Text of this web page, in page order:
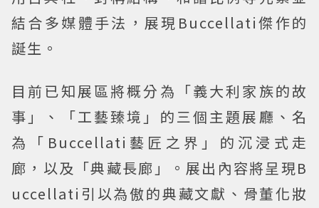
結合多媒體手法，展現Buccellati傑作的
誕生。
目前已知展區將概分為「義大利家族的故
事」、「工藝臻境」的三個主題展廳、名
為「Buccellati藝匠之界」的沉浸式走
廊，以及「典藏長廊」。展出內容將呈現B
uccellati引以為傲的典藏文獻、骨董化妝